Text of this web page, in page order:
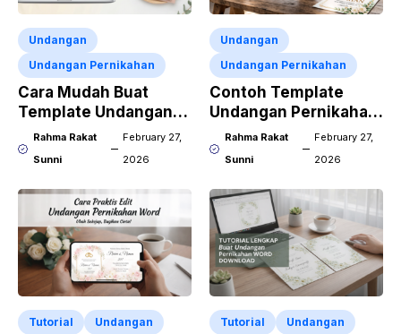
Undangan
Undangan Pernikahan
Cara Mudah Buat
Template Undangan
Pernikahan CDR X7
Rahma Rakat
Sunni
February 27,
2026
Undangan
Undangan Pernikahan
Contoh Template
Undangan Pernikahan
CorelDraw X7
Rahma Rakat
Sunni
February 27,
2026
Tutorial
Undangan
Tutorial
Undangan